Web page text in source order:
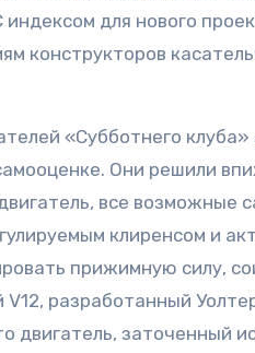
для нового
конструкторов
«Субботнего
Они решили
все возможные
клиренсом и
прижимную силу,
V12, разработанный
двигатель, заточенный